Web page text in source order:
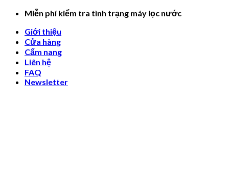
Skip
content
Miễn phí kiểm tra tình trạng máy lọc nước
Giới thiệu
Cửa hàng
Cẩm nang
Liên hệ
FAQ
Newsletter